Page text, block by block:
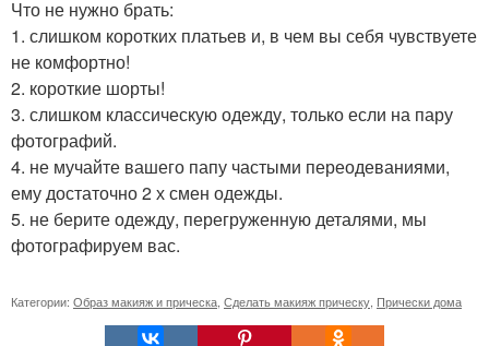
Что не нужно брать:
1. слишком коротких платьев и, в чем вы себя чувствуете
не комфортно!
2. короткие шорты!
3. слишком классическую одежду, только если на пару
фотографий.
4. не мучайте вашего папу частыми переодеваниями,
ему достаточно 2 х смен одежды.
5. не берите одежду, перегруженную деталями, мы
фотографируем вас.
Категории: Образ макияж и прическа Сделать макияж прическу Прически дома